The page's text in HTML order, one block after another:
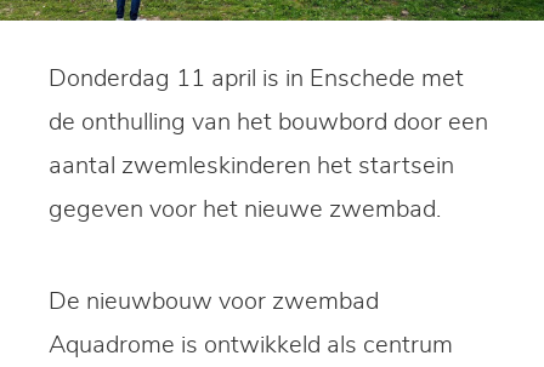
Donderdag 11 april is in Enschede met
de onthulling van het bouwbord door een
aantal zwemleskinderen het startsein
gegeven voor het nieuwe zwembad.
De nieuwbouw voor zwembad
Aquadrome is ontwikkeld als centrum